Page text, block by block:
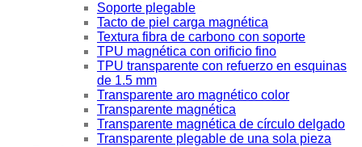
Soporte plegable
Tacto de piel carga magnética
Textura fibra de carbono con soporte
TPU magnética con orificio fino
TPU transparente con refuerzo en esquinas
de 1.5 mm
Transparente aro magnético color
Transparente magnética
Transparente magnética de círculo delgado
Transparente plegable de una sola pieza